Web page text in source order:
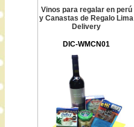
Vinos para regalar en perú
y Canastas de Regalo Lima
Delivery
DIC-WMCN01